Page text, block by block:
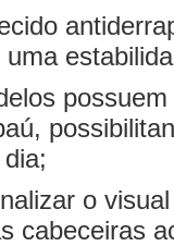
o
cabeceiras